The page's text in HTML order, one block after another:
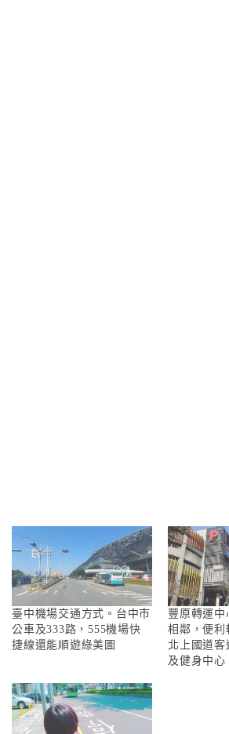
臺中機場交通方式。台中市
公車及333路，555機場快
捷線還能順遊綠美圖
豐原轉運中
相鄰，便利
北上國道客
及健身中心